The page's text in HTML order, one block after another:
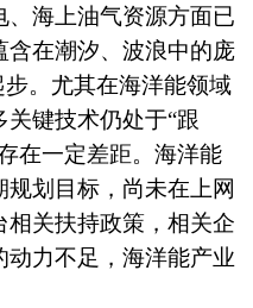
海上油气资源方面已
含在潮汐、波浪中的庞
。尤其在海洋能领域
键技术仍处于“跟
在一定差距。海洋能
划目标，尚未在上网
关扶持政策，相关企
力不足，海洋能产业